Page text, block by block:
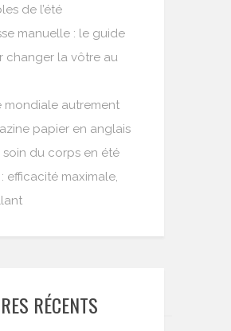
de l’été
manuelle : le guide
changer la vôtre au
mondiale autrement
papier en anglais
soin du corps en été
efficacité maximale,
RÉCENTS